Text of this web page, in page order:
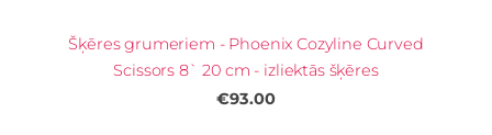
Šķēres grumeriem - Phoenix Cozyline Curved
Scissors 8` 20 cm - izliektās šķēres
€93.00